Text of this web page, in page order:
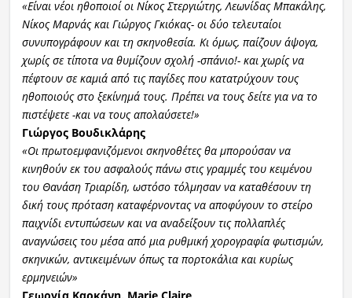
«Είναι νέοι ηθοποιοί οι Νίκος Στεργιώτης, Λεωνίδας Μπακάλης,
Νίκος Μαρνάς και Γιώργος Γκιόκας- οι δύο τελευταίοι
συνυπογράφουν και τη σκηνοθεσία. Κι όμως, παίζουν άψογα,
χωρίς σε τίποτα να θυμίζουν σχολή -σπάνιο!- και χωρίς να
πέφτουν σε καμιά από τις παγίδες που κατατρύχουν τους
ηθοποιούς στο ξεκίνημά τους. Πρέπει να τους δείτε για να το
πιστέψετε -και να τους απολαύσετε!»
Γιώργος Βουδικλάρης
«Οι πρωτοεμφανιζόμενοι σκηνοθέτες θα μπορούσαν να
κινηθούν εκ του ασφαλούς πάνω στις γραμμές του κειμένου
του Θανάση Τριαρίδη, ωστόσο τόλμησαν να καταθέσουν τη
δική τους πρόταση καταφέρνοντας να αποφύγουν το στείρο
παιχνίδι εντυπώσεων και να αναδείξουν τις πολλαπλές
αναγνώσεις του μέσα από μια ρυθμική χορογραφία φωτισμών,
σκηνικών, αντικειμένων όπως τα πορτοκάλια και κυρίως
ερμηνειών»